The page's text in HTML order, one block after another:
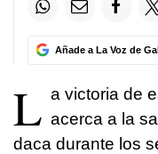
Añade a La Voz de
L a victoria de
acerca a la
daca durante los